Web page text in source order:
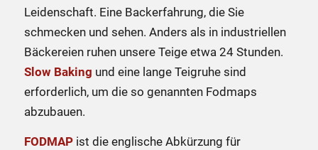
Leidenschaft. Eine Backerfahrung, die Sie
schmecken und sehen. Anders als in industriellen
Bäckereien ruhen unsere Teige etwa 24 Stunden.
Slow Baking und eine lange Teigruhe sind
erforderlich, um die so genannten Fodmaps
abzubauen.
FODMAPist die englische Abkürzung für